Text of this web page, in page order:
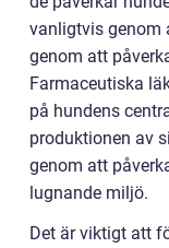
vanligtvis genom
genom att
Farmaceutiska
på hundens
produktionen av
genom att
lugnande miljö.
Det är viktigt att